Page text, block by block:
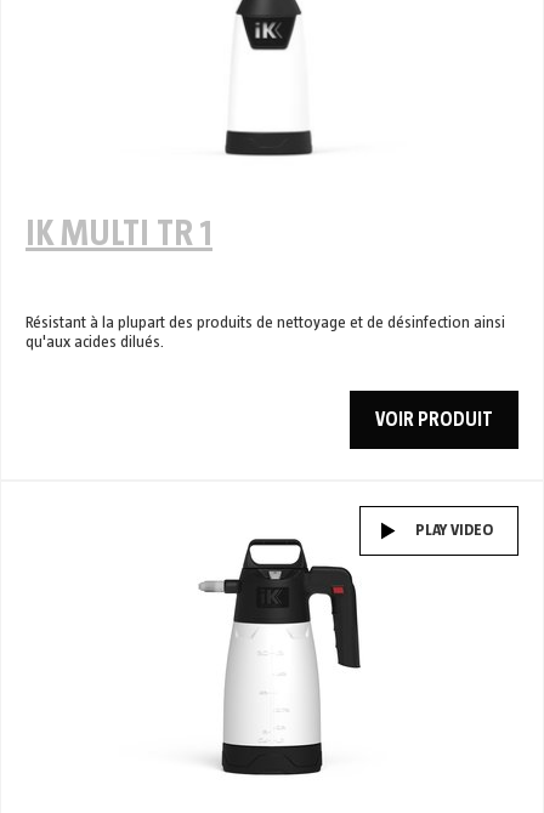
IK MULTI TR 1
Résistant à la plupart des produits de nettoyage et de désinfection ainsi
qu'aux acides dilués.
VOIR PRODUIT
PLAY VIDEO